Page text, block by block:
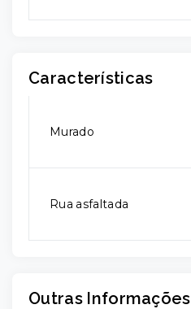
Características
Murado
Rua asfaltada
Outras Informações